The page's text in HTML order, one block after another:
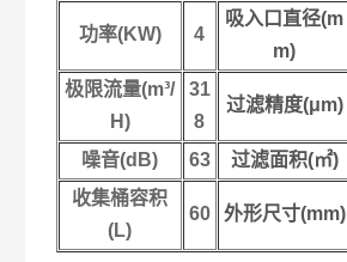
功率(KW) 4
吸入口直径(m
m)
极限流量(m³/
H)
31
8
过滤精度(μm)
噪音(dB) 63 过滤面积(㎡)
收集桶容积
(L)
60 外形尺寸(mm)